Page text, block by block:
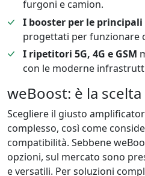
furgoni e camion.
I booster per le
progettati per funzionare
I ripetitori 5G, 4G e GSM
con le moderne
weBoost: è la
Scegliere il giusto
complesso, così come
compatibilità. Sebbene
opzioni, sul mercato sono
e versatili. Per soluzioni